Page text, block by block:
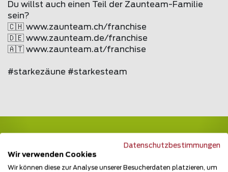
Du willst auch einen Teil der Zaunteam-Familie
sein?
🇨🇭 www.zaunteam.ch/franchise
🇩🇪 www.zaunteam.de/franchise
🇦🇹 www.zaunteam.at/franchise
#starkezäune #starkesteam
Teilen Sie den Beitrag
Erzählen Sie davon...
Datenschutzbestimmungen
Wir verwenden Cookies
Wir können diese zur Analyse unserer Besucherdaten platzieren, um